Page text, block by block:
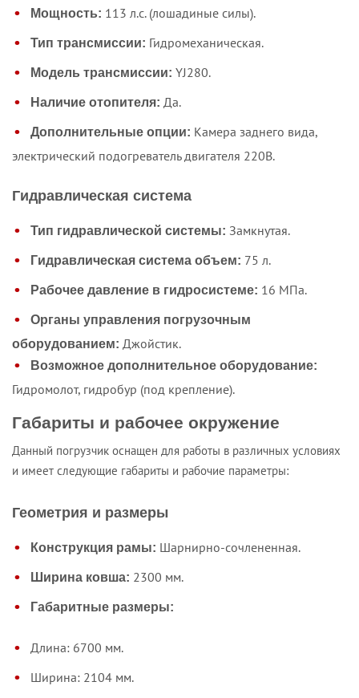
Мощность: 113 л.с. (лошадиные силы).
Тип трансмиссии: Гидромеханическая.
Модель трансмиссии: YJ280.
Наличие отопителя: Да.
Дополнительные опции: Камера заднего вида,
электрический подогреватель двигателя 220В.
Гидравлическая система
Тип гидравлической системы: Замкнутая.
Гидравлическая система объем: 75 л.
Рабочее давление в гидросистеме: 16 МПа.
Органы управления погрузочным
оборудованием: Джойстик.
Возможное дополнительное оборудование:
Гидромолот, гидробур (под крепление).
Габариты и рабочее окружение
Данный погрузчик оснащен для работы в различных условиях
и имеет следующие габариты и рабочие параметры:
Геометрия и размеры
Конструкция рамы: Шарнирно-сочлененная.
Ширина ковша: 2300 мм.
Габаритные размеры:
Длина: 6700 мм.
Ширина: 2104 мм.